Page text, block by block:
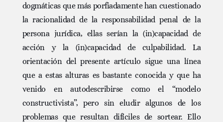
dogmáticas que más porfiadamente han cuestionado
la racionalidad de la responsabilidad penal de la
persona jurídica, ellas serían la (in)capacidad de
acción y la (in)capacidad de culpabilidad. La
orientación del presente artículo sigue una línea
que a estas alturas es bastante conocida y que ha
venido en autodescribirse como el “modelo
constructivista”, pero sin eludir algunos de los
problemas que resultan difíciles de sortear. Ello